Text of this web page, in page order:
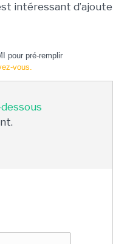
intéressant
pour pré-remplir
vous.